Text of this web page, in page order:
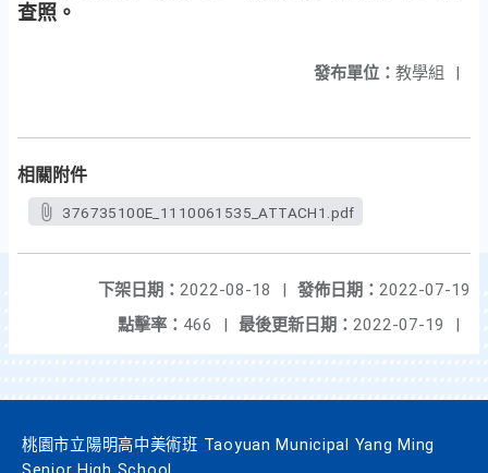
查照。
發布單位： 教學組 |
相關附件
376735100E_1110061535_ATTACH1.pdf
發佈日期： 2022-07-19
下架日期： 2022-08-18
|
最後更新日期： 2022-07-19 |
點擊率： 466 |
桃園市立陽明高中美術班 Taoyuan Municipal Yang Ming